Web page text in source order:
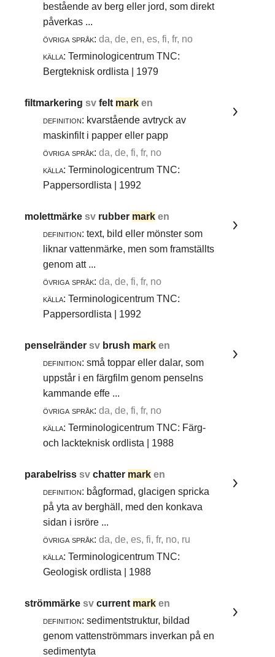
bestående av berg eller jord, som direkt
påverkas ...
övriga språk: da, de, en, es, fi, fr, no
källa: Terminologicentrum TNC:
Bergteknisk ordlista | 1979
filtmarkeringsvfelt mark en
definition: kvarstående avtryck av
maskinfilt i papper eller papp
övriga språk: da, de, fi, fr, no
källa: Terminologicentrum TNC:
Pappersordlista | 1992
molettmärkesv rubber mark en
definition: text, bild eller mönster som
liknar vattenmärke, men som framställts
genom att ...
övriga språk: da, de, fi, fr, no
källa: Terminologicentrum TNC:
Pappersordlista | 1992
penselrändersv brush mark en
definition: små toppar eller dalar, som
uppstår i en färgfilm genom penselns
kammande effe ...
övriga språk: da, de, fi, fr, no
källa: Terminologicentrum TNC: Färg-
och lackteknisk ordlista | 1988
parabelrisssvchatter mark en
definition: bågformad, glacigen spricka
på yta av berghäll, med den konkava
sidan i isröre ...
övriga språk: da, de, es, fi, fr, no, ru
källa: Terminologicentrum TNC:
Geologisk ordlista | 1988
strömmärkesvcurrent mark en
definition: sedimentstruktur, bildad
genom vattenströmmars inverkan på en
sedimentyta